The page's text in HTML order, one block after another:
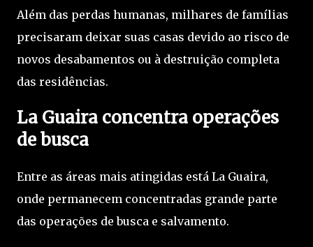
Além das perdas humanas, milhares de famílias
precisaram deixar suas casas devido ao risco de
novos desabamentos ou à destruição completa
das residências.
La Guaira concentra operações
de busca
Entre as áreas mais atingidas está La Guaira,
onde permanecem concentradas grande parte
das operações de busca e salvamento.